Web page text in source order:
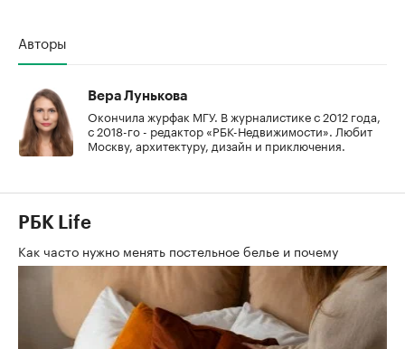
Авторы
Вера Лунькова
Окончила журфак МГУ. В журналистике с 2012 года,
с 2018-го - редактор «РБК-Недвижимости». Любит
Москву, архитектуру, дизайн и приключения.
РБК Life
Как часто нужно менять постельное белье и почему